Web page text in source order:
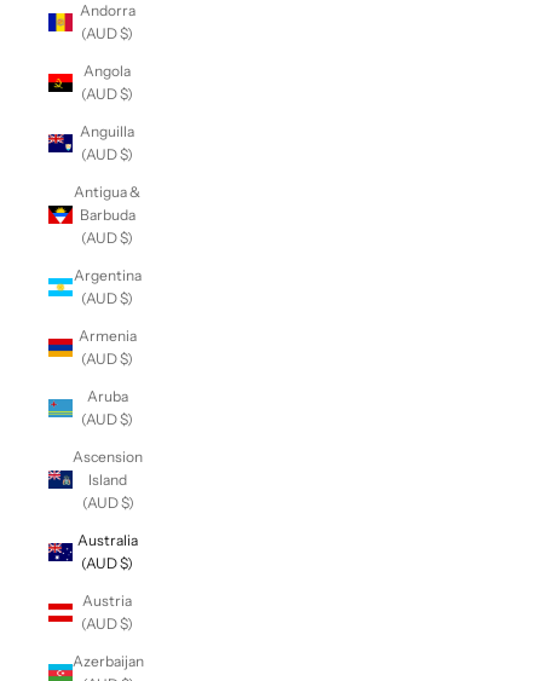
Andorra
(AUD $)
Angola
(AUD $)
Anguilla
(AUD $)
Antigua &
Barbuda
(AUD $)
Argentina
(AUD $)
Armenia
(AUD $)
Aruba
(AUD $)
Ascension
Island
(AUD $)
Australia
(AUD $)
Austria
(AUD $)
Azerbaijan